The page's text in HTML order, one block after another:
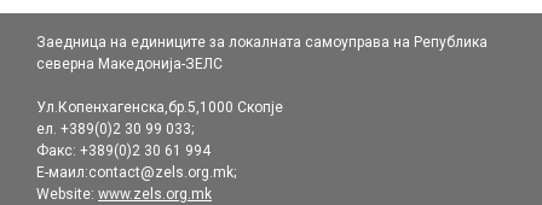
напис
Заедница на единиците за локалната самоуправа на Република
северна Македонија-ЗЕЛС
Ул.Копенхагенска,бр.5,1000 Скопје
ел. +389(0)2 30 99 033;
Факс: +389(0)2 30 61 994
Е-маил:contact@zels.org.mk;
Website: www.zels.org.mk